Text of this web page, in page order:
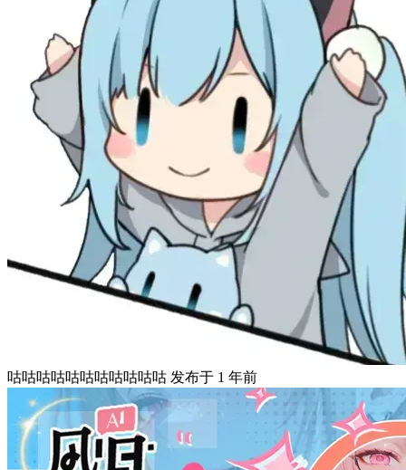
咕咕咕咕咕咕咕咕咕咕咕 发布于 1 年前